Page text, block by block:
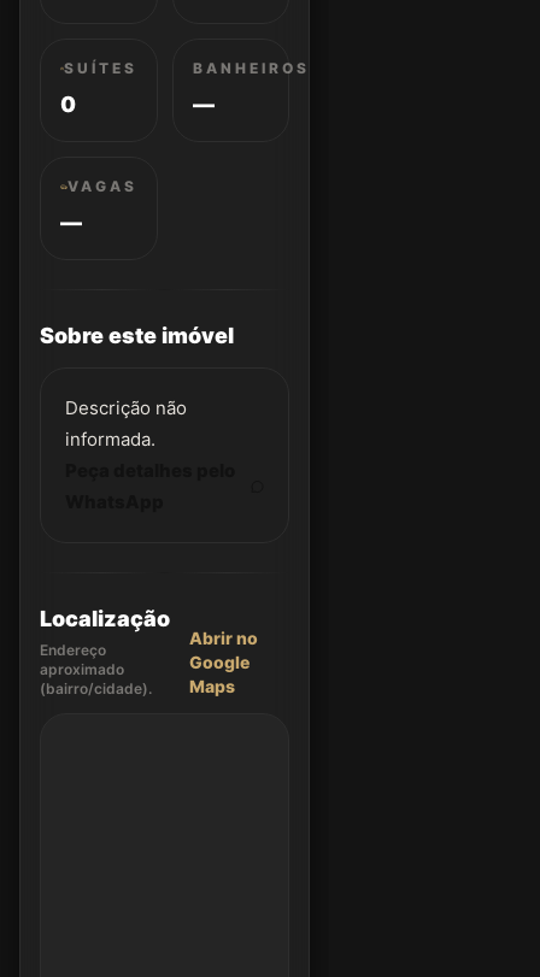
SUÍTES
0
BANHEIROS
—
VAGAS
—
Sobre este imóvel
Descrição não
informada.
Localização
Endereço
aproximado
(bairro/cidade).
Abrir no
Google
Maps